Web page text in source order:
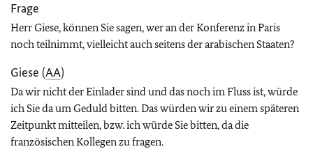
Frage
Herr Giese, können Sie sagen, wer an der Konferenz in Paris
noch teilnimmt, vielleicht auch seitens der arabischen Staaten?
Giese (AA)
Da wir nicht der Einlader sind und das noch im Fluss ist, würde
ich Sie da um Geduld bitten. Das würden wir zu einem späteren
Zeitpunkt mitteilen, bzw. ich würde Sie bitten, da die
französischen Kollegen zu fragen.